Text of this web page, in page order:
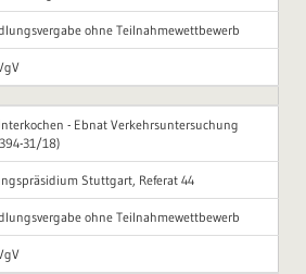
ohne Teilnahmewettbewerb
- Ebnat Verkehrsuntersuchung
394-31/18)
Stuttgart, Referat 44
ohne Teilnahmewettbewerb